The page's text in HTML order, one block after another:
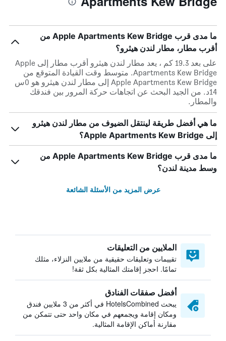
ما مدى قرب Apple Apartments Kew Bridge من
أقرب مطار، مطار لندن هيثرو؟
على بعد 19.3 كم ، يعد مطار لندن هيثرو أقرب مطار إلى Apple
Apartments Kew Bridge. متوسط وقت القيادة المتوقع من
Apple Apartments Kew Bridge إلى مطار لندن هيثرو هو 0س
14د. من الجيد البحث عن اتجاهات حركة المرور بين فندقك
والمطار.
ما هي أفضل طريقة لينتقل الضيوف من مطار لندن هيثرو
إلى Apple Apartments Kew Bridge؟
ما مدى قرب Apple Apartments Kew Bridge من
وسط مدينة لندن؟
عرض المزيد من الأسئلة الشائعة
الملايين من التعليقات
تقييمات وتعليقات حقيقية من ملايين النزلاء، مثلك
تمامًا. احجز إقامتك المثالية بكل ثقة!
أفضل صفقات الفنادق
يبحث HotelsCombined في أكثر من 3 ملايين فندق
ومكان إقامة ويجمعهم في مكان واحد حتى تتمكن من
مقارنة أماكن الإقامة المثالية.